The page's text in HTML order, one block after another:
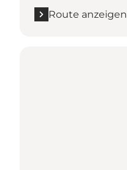
Route anzeigen